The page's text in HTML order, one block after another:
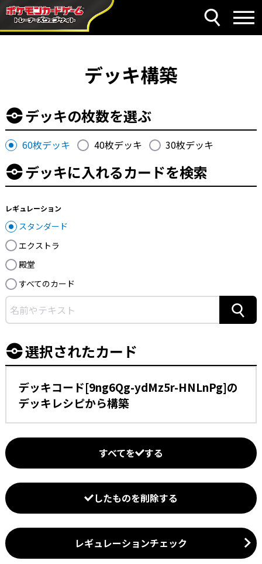
デッキ構築
デッキの枚数を選ぶ
60枚デッキ 40枚デッキ 30枚デッキ
デッキに入れるカードを検索
レギュレーション
スタンダード
エクストラ
殿堂
すべてのカード
選択されたカード
デッキコード[9ng6Qg-ydMz5r-HNLnPg]の
デッキレシピから構築
すべてを する
したものを削除する
レギュレーションチェック